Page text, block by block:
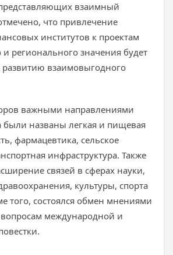
взаимный
что привлечение
институтов к проектам
регионального значения будет
развитию взаимовыгодного
важными направлениями
были названы легкая и пищевая
фармацевтика, сельское
инфраструктура. Также
связей в сферах науки,
культуры, спорта
того, состоялся обмен мнениями
международной и